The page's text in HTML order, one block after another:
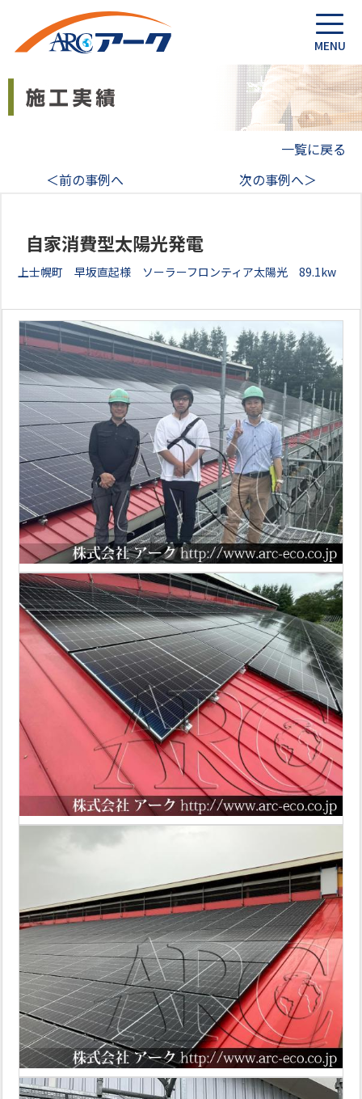
一覧に戻る
＜前の事例へ
次の事例へ＞
自家消費型太陽光発電
上士幌町 早坂直起様 ソーラーフロンティア太陽光 89.1kw